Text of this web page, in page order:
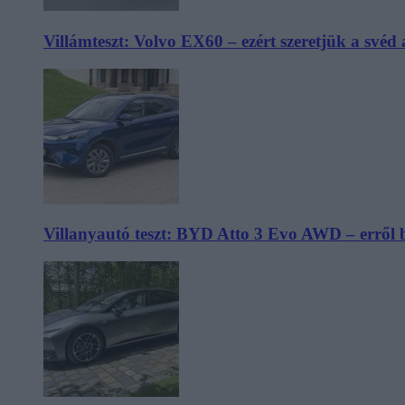
Villámteszt: Volvo EX60 – ezért szeretjük a svéd
Villanyautó teszt: BYD Atto 3 Evo AWD – erről